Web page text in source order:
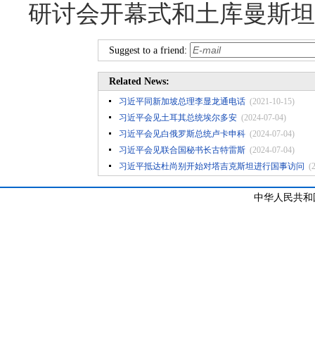
研讨会开幕式和土库曼斯
Suggest to a friend:
Related News:
习近平同新加坡总理李显龙通电话 (2021-10-15)
习近平会见土耳其总统埃尔多安 (2024-07-04)
习近平会见白俄罗斯总统卢卡申科 (2024-07-04)
习近平会见联合国秘书长古特雷斯 (2024-07-04)
习近平抵达杜尚别开始对塔吉克斯坦进行国事访问
中华人民共